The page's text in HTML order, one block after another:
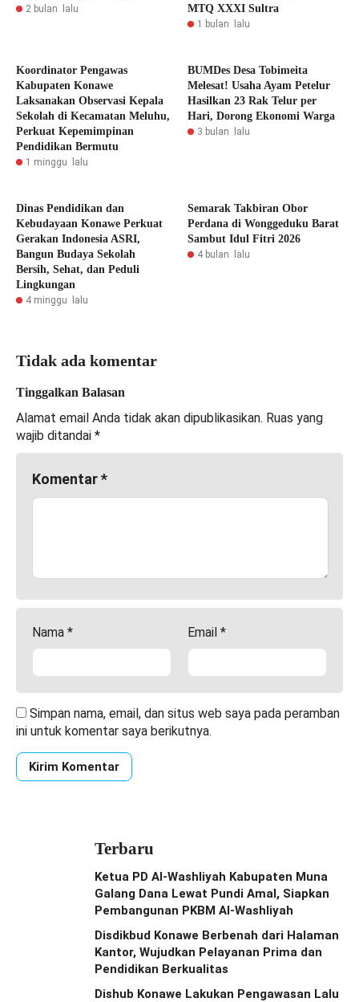
2 bulan lalu
MTQ XXXI Sultra
1 bulan lalu
Koordinator Pengawas
Kabupaten Konawe
Laksanakan Observasi Kepala
Sekolah di Kecamatan Meluhu,
Perkuat Kepemimpinan
Pendidikan Bermutu
1 minggu lalu
BUMDes Desa Tobimeita
Melesat! Usaha Ayam Petelur
Hasilkan 23 Rak Telur per
Hari, Dorong Ekonomi Warga
3 bulan lalu
Dinas Pendidikan dan
Kebudayaan Konawe Perkuat
Gerakan Indonesia ASRI,
Bangun Budaya Sekolah
Bersih, Sehat, dan Peduli
Lingkungan
4 minggu lalu
Semarak Takbiran Obor
Perdana di Wonggeduku Barat
Sambut Idul Fitri 2026
4 bulan lalu
Tidak ada komentar
Tinggalkan Balasan
Alamat email Anda tidak akan dipublikasikan. Ruas yang
wajib ditandai *
Komentar*
Nama * Email *
Simpan nama, email, dan situs web saya pada peramban
ini untuk komentar saya berikutnya.
Terbaru
Ketua PD Al-Washliyah Kabupaten Muna
Galang Dana Lewat Pundi Amal, Siapkan
Pembangunan PKBM Al-Washliyah
Disdikbud Konawe Berbenah dari Halaman
Kantor, Wujudkan Pelayanan Prima dan
Pendidikan Berkualitas
Dishub Konawe Lakukan Pengawasan Lalu